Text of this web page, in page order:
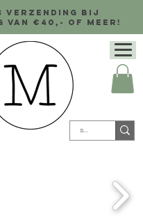
verzending bij
van €40,- of meer!